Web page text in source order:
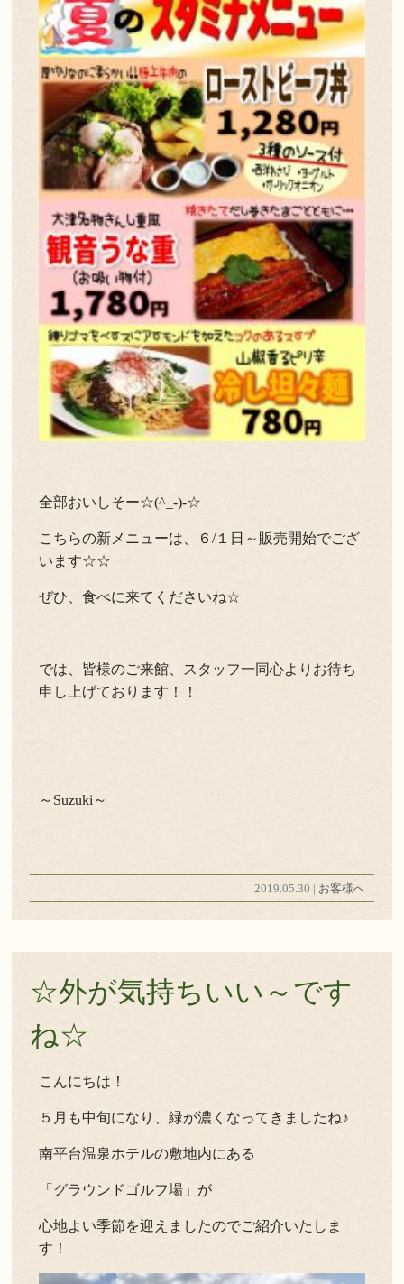
全部おいしそー☆(^_-)-☆
こちらの新メニューは、６/１日～販売開始でござ
います☆☆
ぜひ、食べに来てくださいね☆
では、皆様のご来館、スタッフ一同心よりお待ち
申し上げております！！
～Suzuki～
2019.05.30 | お客様へ
☆外が気持ちいい～です
ね☆
こんにちは！
５月も中旬になり、緑が濃くなってきましたね♪
南平台温泉ホテルの敷地内にある
「グラウンドゴルフ場」が
心地よい季節を迎えましたのでご紹介いたしま
す！